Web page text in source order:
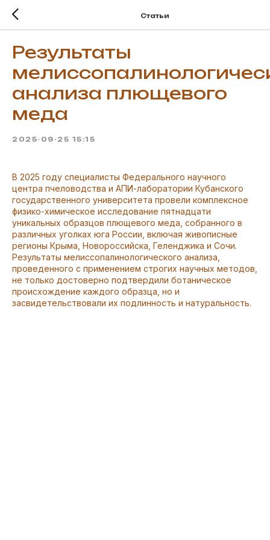
Статьи
Результаты
анализа плющевого
меда
2025-09-25 15:15
В 2025 году специалисты Федерального научного
центра пчеловодства и АПИ-лаборатории Кубанского
государственного университета провели комплексное
физико-химическое исследование пятнадцати
уникальных образцов плющевого меда, собранного в
различных уголках юга России, включая живописные
регионы Крыма, Новороссийска, Геленджика и Сочи.
Результаты мелиссопалинологического анализа,
проведенного с применением строгих научных методов,
не только достоверно подтвердили ботаническое
происхождение каждого образца, но и
засвидетельствовали их подлинность и натуральность.